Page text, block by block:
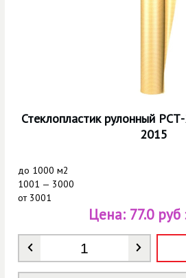
Стеклопластик рулонный
2015
до 1000 м2
1001 — 3000
от3001
Количество
Цена: 77.0